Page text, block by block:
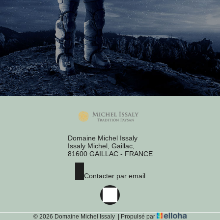
Domaine Michel Issaly
Issaly Michel, Gaillac,
81600 GAILLAC - FRANCE
Contacter par email
© 2026 Domaine Michel Issaly Propulsé par